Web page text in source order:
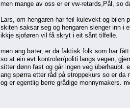
men mange av oss er er vw-retards,Pål, so
Lars, om hengaren har feil kulevekt og bilen
skiten saksar seg og hengaren slenger inn i
ikkje sjoføren vil få skryt i eit sånt tilfelle.
men ang bøter, er da faktisk folk som har
so at ein evt kontrolør/politi langs vegen,
sitter dønn fast og går ingen veg überhaubt.
ang spørra etter råd på stroppekurs so er
og er egentlig berre grådige monnymakers.